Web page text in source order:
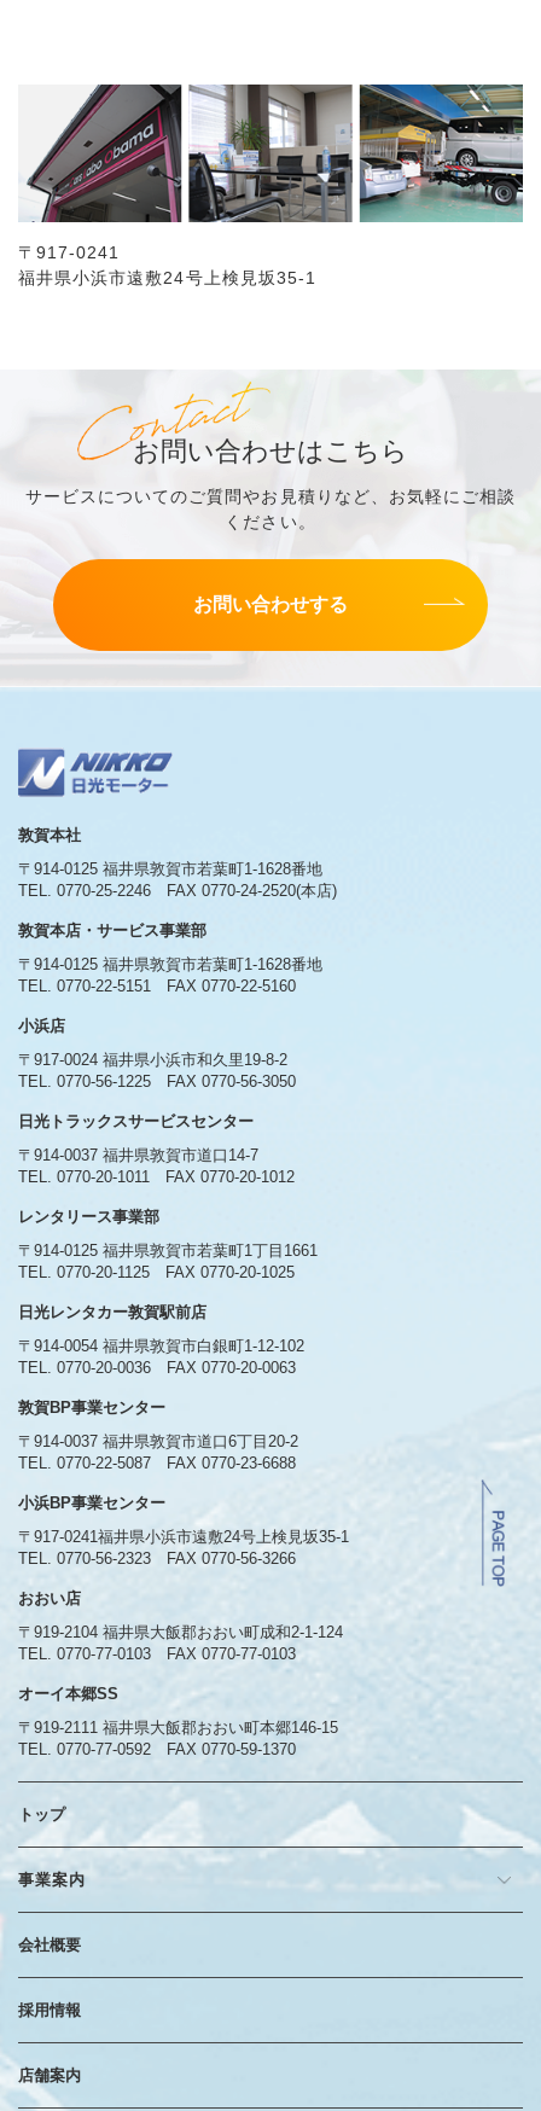
〒917-0241
福井県小浜市遠敷24号上検見坂35-1
お問い合わせはこちら
サービスについてのご質問やお見積りなど、お気軽にご相談
ください。
お問い合わせする
敦賀本社
〒914-0125 福井県敦賀市若葉町1-1628番地
TEL. 0770-25-2246 FAX 0770-24-2520(本店)
敦賀本店・サービス事業部
〒914-0125 福井県敦賀市若葉町1-1628番地
TEL. 0770-22-5151 FAX 0770-22-5160
小浜店
〒917-0024 福井県小浜市和久里19-8-2
TEL. 0770-56-1225 FAX 0770-56-3050
日光トラックスサービスセンター
〒914-0037 福井県敦賀市道口14-7
TEL. 0770-20-1011 FAX 0770-20-1012
レンタリース事業部
〒914-0125 福井県敦賀市若葉町1丁目1661
TEL. 0770-20-1125 FAX 0770-20-1025
日光レンタカー敦賀駅前店
〒914-0054 福井県敦賀市白銀町1-12-102
TEL. 0770-20-0036 FAX 0770-20-0063
敦賀BP事業センター
〒914-0037 福井県敦賀市道口6丁目20-2
TEL. 0770-22-5087 FAX 0770-23-6688
小浜BP事業センター
〒917-0241福井県小浜市遠敷24号上検見坂35-1
TEL. 0770-56-2323 FAX 0770-56-3266
おおい店
〒919-2104 福井県大飯郡おおい町成和2-1-124
TEL. 0770-77-0103 FAX 0770-77-0103
オーイ本郷SS
〒919-2111 福井県大飯郡おおい町本郷146-15
TEL. 0770-77-0592 FAX 0770-59-1370
トップ
事業案内
会社概要
採用情報
店舗案内